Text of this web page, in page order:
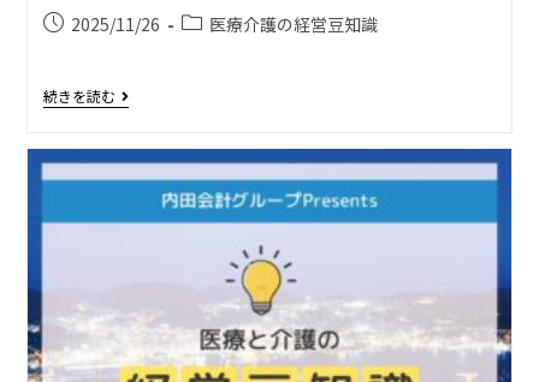
2025/11/26 医療介護の経営豆知識
続きを読む